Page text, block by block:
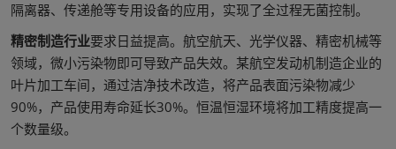
隔离器、传递舱等专用设备的应用，实现了全过程无菌控制。
精密制造行业要求日益提高。航空航天、光学仪器、精密机械等
领域，微小污染物即可导致产品失效。某航空发动机制造企业的
叶片加工车间，通过洁净技术改造，将产品表面污染物减少
90%，产品使用寿命延长30%。恒温恒湿环境将加工精度提高一
个数量级。